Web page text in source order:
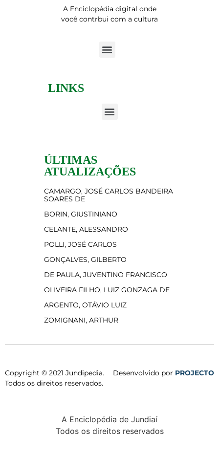
A Enciclopédia digital onde
você contrbui com a cultura
LINKS
ÚLTIMAS
ATUALIZAÇÕES
CAMARGO, JOSÉ CARLOS BANDEIRA
SOARES DE
BORIN, GIUSTINIANO
CELANTE, ALESSANDRO
POLLI, JOSÉ CARLOS
GONÇALVES, GILBERTO
DE PAULA, JUVENTINO FRANCISCO
OLIVEIRA FILHO, LUIZ GONZAGA DE
ARGENTO, OTÁVIO LUIZ
ZOMIGNANI, ARTHUR
Copyright © 2021 Jundipedia.
Todos os direitos reservados.
Desenvolvido por PROJECTO
A Enciclopédia de Jundiaí
Todos os direitos reservados